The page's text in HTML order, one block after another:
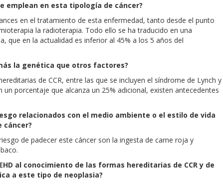
emplean en esta tipología de cáncer?
en el tratamiento de esta enfermedad, tanto desde el punto
la radioterapia. Todo ello se ha traducido en una
que en la actualidad es inferior al 45% a los 5 años del
la genética que otros factores?
de CCR, entre las que se incluyen el síndrome de Lynch y
porcentaje que alcanza un 25% adicional, existen antecedentes
relacionados con el medio ambiente o el estilo de vida
cáncer?
de padecer este cáncer son la ingesta de carne roja y
al conocimiento de las formas hereditarias de CCR y de
a este tipo de neoplasia?